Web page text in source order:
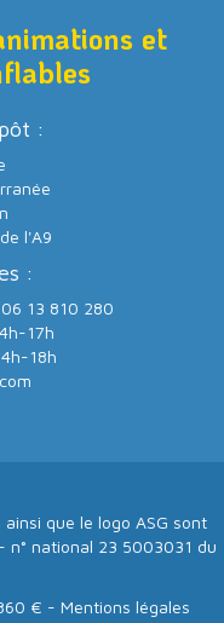
et
:
l'A9
:
13 810 280
17h
18h
ainsi que le logo ASG sont
n° national 23 5003031 du
€ - Mentions légales